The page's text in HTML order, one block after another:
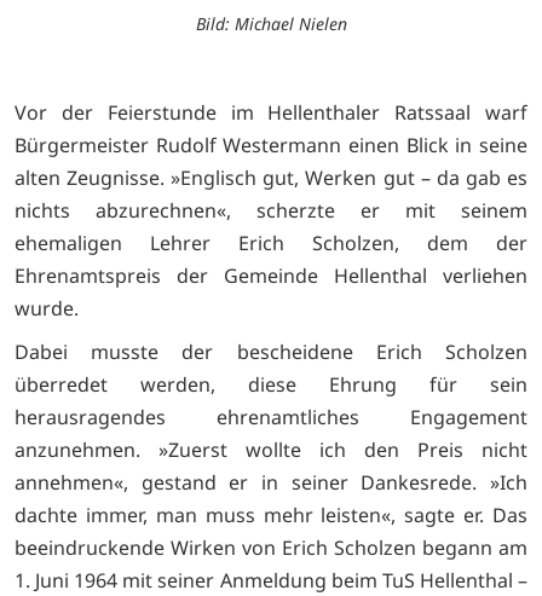
Bild: Michael Nielen
Vor der Feierstunde im Hellenthaler Ratssaal warf
Bürgermeister Rudolf Westermann einen Blick in seine
alten Zeugnisse. »Englisch gut, Werken gut – da gab es
nichts abzurechnen«, scherzte er mit seinem
ehemaligen Lehrer Erich Scholzen, dem der
Ehrenamtspreis der Gemeinde Hellenthal verliehen
wurde.
Dabei musste der bescheidene Erich Scholzen
überredet werden, diese Ehrung für sein
herausragendes ehrenamtliches Engagement
anzunehmen. »Zuerst wollte ich den Preis nicht
annehmen«, gestand er in seiner Dankesrede. »Ich
dachte immer, man muss mehr leisten«, sagte er. Das
beeindruckende Wirken von Erich Scholzen begann am
1. Juni 1964 mit seiner Anmeldung beim TuS Hellenthal –